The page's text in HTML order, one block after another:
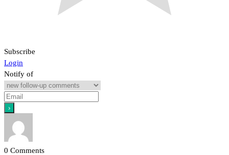
Subscribe
Login
Notify of
0 Comments